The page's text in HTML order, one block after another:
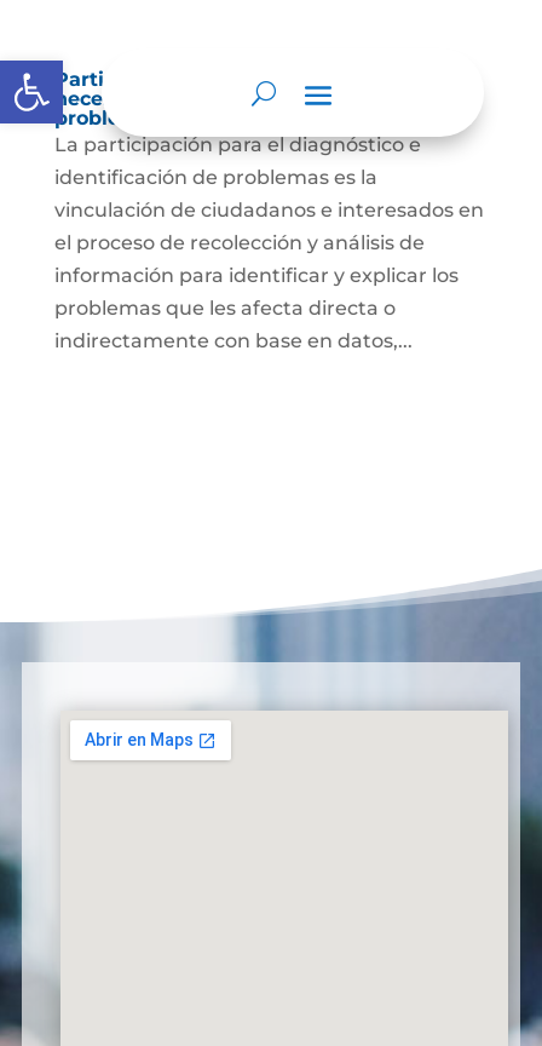
Abrir barra de herramientas
Participación para el diagnóstico de
necesidades e identificación de
problemas.
La participación para el diagnóstico e
identificación de problemas es la
vinculación de ciudadanos e interesados en
el proceso de recolección y análisis de
información para identificar y explicar los
problemas que les afecta directa o
indirectamente con base en datos,...